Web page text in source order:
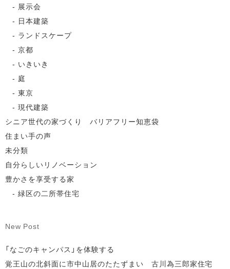
展示会
日本建築
ランドスケープ
京都
いきいき
庭
東京
現代建築
シニア世代の家づくり バリアフリー知恵袋
住まい手の声
未分類
自分らしいリノベーション
豊かさを享受する家
緑区の二所帯住宅
New Post
「なごのキャンパス」を体験する
覚王山の北斜面に市中山居のたたずまい 古川為三郎家住宅